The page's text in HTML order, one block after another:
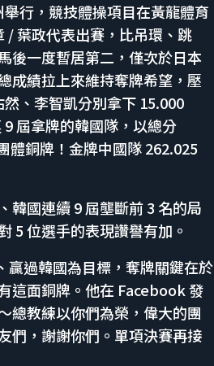
行，競技體操項目在黃龍體育
/ 葉政代表出賽，比吊環、跳
後一度暫居第二，僅次於日本
成績拉上來維持奪牌希望，壓
、李智凱分別拿下 15.000
屆拿牌的韓國隊，以總分
體銅牌！金牌中國隊 262.025
韓國連續 9 屆壟斷前 3 名的局
5 位選手的表現讚譽有加。
贏過韓國為目標，奪牌關鍵在於
這面銅牌。他在 Facebook 發
總教練以你們為榮，偉大的團
們，謝謝你們。單項決賽再接